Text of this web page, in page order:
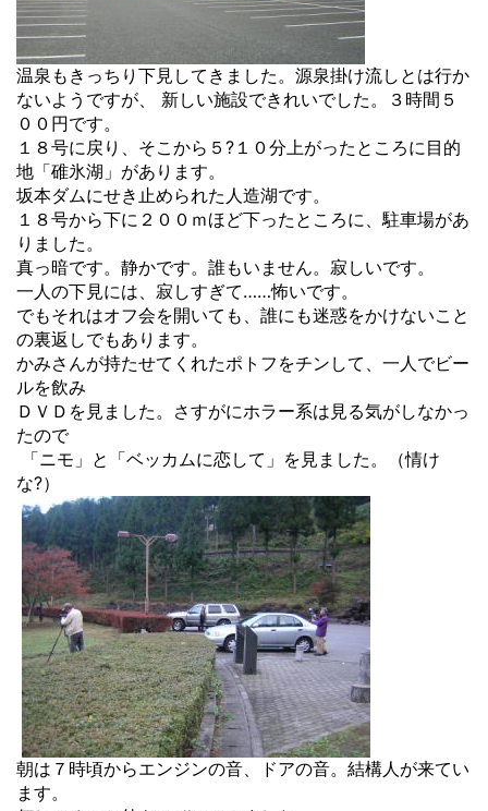
温泉もきっちり下見してきました。源泉掛け流しとは行か
ないようですが、 新しい施設できれいでした。３時間５
００円です。
１８号に戻り、そこから５?１０分上がったところに目的
地「碓氷湖」があります。
坂本ダムにせき止められた人造湖です。
１８号から下に２００ｍほど下ったところに、駐車場があ
りました。
真っ暗です。静かです。誰もいません。寂しいです。
一人の下見には、寂しすぎて……怖いです。
でもそれはオフ会を開いても、誰にも迷惑をかけないこと
の裏返しでもあります。
かみさんが持たせてくれたポトフをチンして、一人でビー
ルを飲み
ＤＶＤを見ました。さすがにホラー系は見る気がしなかっ
たので
「ニモ」と「ベッカムに恋して」を見ました。（情け
な?）
朝は７時頃からエンジンの音、ドアの音。結構人が来てい
ます。